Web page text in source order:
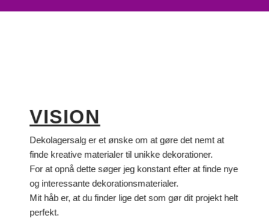
VISION
Dekolagersalg er et ønske om at gøre det nemt at
finde kreative materialer til unikke dekorationer.
For at opnå dette søger jeg konstant efter at finde nye
og interessante dekorationsmaterialer.
Mit håb er, at du finder lige det som gør dit projekt helt
perfekt.